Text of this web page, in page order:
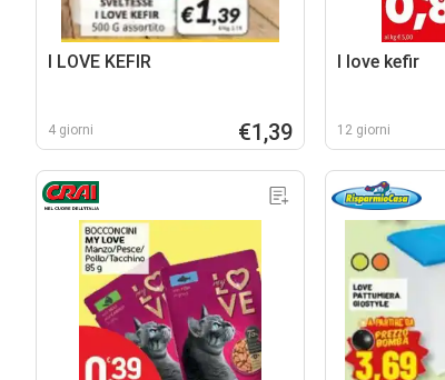
I LOVE KEFIR
4 giorni €1,39
I love kefir
12 giorni